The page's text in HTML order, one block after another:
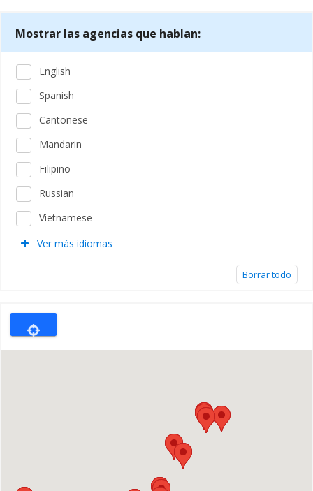
Mostrar las agencias que hablan:
English
Spanish
Cantonese
Mandarin
Filipino
Russian
Vietnamese
Ver más idiomas
Borrar todo